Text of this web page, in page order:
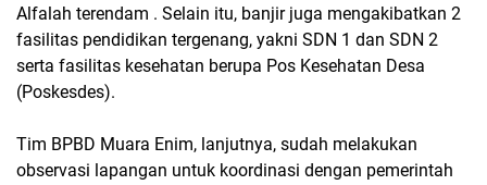
Alfalah terendam . Selain itu, banjir juga mengakibatkan 2
fasilitas pendidikan tergenang, yakni SDN 1 dan SDN 2
serta fasilitas kesehatan berupa Pos Kesehatan Desa
(Poskesdes).
Tim BPBD Muara Enim, lanjutnya, sudah melakukan
observasi lapangan untuk koordinasi dengan pemerintah